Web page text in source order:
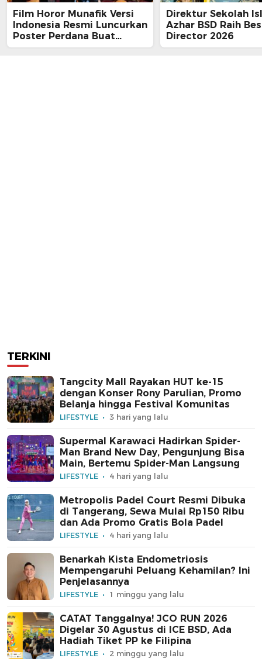
Film Horor Munafik Versi
Indonesia Resmi Luncurkan
Poster Perdana Buat
Kesan Spiritual Religi
Direktur Sekolah
Azhar BSD Raih
Director 2026
TERKINI
Tangcity Mall Rayakan HUT ke-15
dengan Konser Rony Parulian, Promo
Belanja hingga Festival Komunitas
LIFESTYLE 3 hari yang lalu
Supermal Karawaci Hadirkan Spider-
Man Brand New Day, Pengunjung Bisa
Main, Bertemu Spider-Man Langsung
LIFESTYLE 4 hari yang lalu
Metropolis Padel Court Resmi Dibuka
di Tangerang, Sewa Mulai Rp150 Ribu
dan Ada Promo Gratis Bola Padel
LIFESTYLE 4 hari yang lalu
Benarkah Kista Endometriosis
Mempengaruhi Peluang Kehamilan? Ini
Penjelasannya
LIFESTYLE 1 minggu yang lalu
CATAT Tanggalnya! JCO RUN 2026
Digelar 30 Agustus di ICE BSD, Ada
Hadiah Tiket PP ke Filipina
LIFESTYLE 2 minggu yang lalu